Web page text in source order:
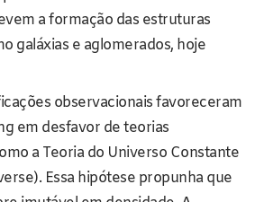
a formação das estruturas
galáxias e aglomerados, hoje
observacionais favoreceram
em desfavor de teorias
a Teoria do Universo Constante
Essa hipótese propunha que